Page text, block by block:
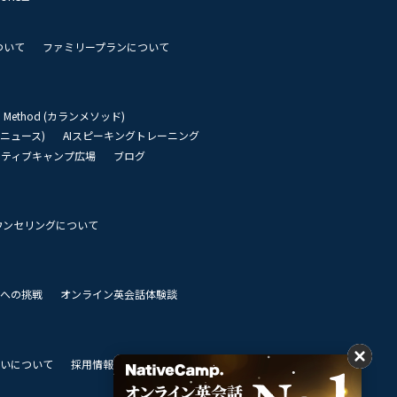
いて ファミリープランについて
Method (カランメソッド)
ュース)
AIスピーキングトレーニング
ィブキャンプ広場
ブログ
セリングについて
の挑戦 オンライン英会話体験談
について 採用情報 私達のビジョン